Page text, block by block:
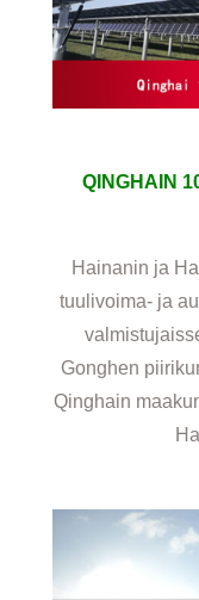
QINGHAIN
Hainanin ja
tuulivoima- ja
Gonghen
Qinghain